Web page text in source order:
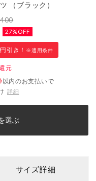
（ブラック）
27%OFF
円引き！ ※適用条件
元
以内のお支払いで
詳細
選ぶ
サイズ詳細